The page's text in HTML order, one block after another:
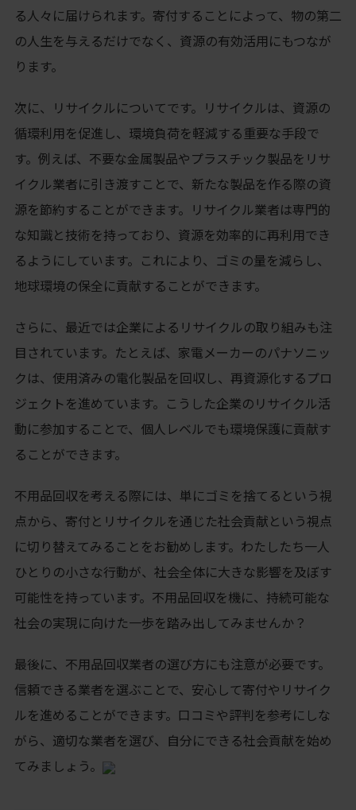
る人々に届けられます。寄付することによって、物の第二
の人生を与えるだけでなく、資源の有効活用にもつなが
ります。
次に、リサイクルについてです。リサイクルは、資源の
循環利用を促進し、環境負荷を軽減する重要な手段で
す。例えば、不要な金属製品やプラスチック製品をリサ
イクル業者に引き渡すことで、新たな製品を作る際の資
源を節約することができます。リサイクル業者は専門的
な知識と技術を持っており、資源を効率的に再利用でき
るようにしています。これにより、ゴミの量を減らし、
地球環境の保全に貢献することができます。
さらに、最近では企業によるリサイクルの取り組みも注
目されています。たとえば、家電メーカーのパナソニッ
クは、使用済みの電化製品を回収し、再資源化するプロ
ジェクトを進めています。こうした企業のリサイクル活
動に参加することで、個人レベルでも環境保護に貢献す
ることができます。
不用品回収を考える際には、単にゴミを捨てるという視
点から、寄付とリサイクルを通じた社会貢献という視点
に切り替えてみることをお勧めします。わたしたち一人
ひとりの小さな行動が、社会全体に大きな影響を及ぼす
可能性を持っています。不用品回収を機に、持続可能な
社会の実現に向けた一歩を踏み出してみませんか？
最後に、不用品回収業者の選び方にも注意が必要です。
信頼できる業者を選ぶことで、安心して寄付やリサイク
ルを進めることができます。口コミや評判を参考にしな
がら、適切な業者を選び、自分にできる社会貢献を始め
てみましょう。